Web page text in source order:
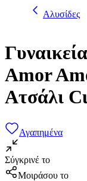
Αλυσίδες
Amor
Ατσάλι
Αγαπημένα
Σύγκρινέ το
Μοιράσου το